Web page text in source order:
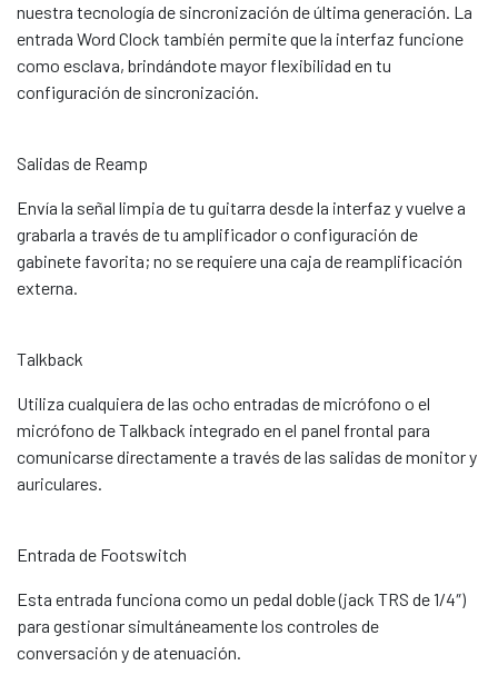
nuestra tecnología de sincronización de última generación. La
entrada Word Clock también permite que la interfaz funcione
como esclava, brindándote mayor flexibilidad en tu
configuración de sincronización.
Salidas de Reamp
Envía la señal limpia de tu guitarra desde la interfaz y vuelve a
grabarla a través de tu amplificador o configuración de
gabinete favorita; no se requiere una caja de reamplificación
externa.
Talkback
Utiliza cualquiera de las ocho entradas de micrófono o el
micrófono de Talkback integrado en el panel frontal para
comunicarse directamente a través de las salidas de monitor y
auriculares.
Entrada de Footswitch
Esta entrada funciona como un pedal doble (jack TRS de 1/4″)
para gestionar simultáneamente los controles de
conversación y de atenuación.